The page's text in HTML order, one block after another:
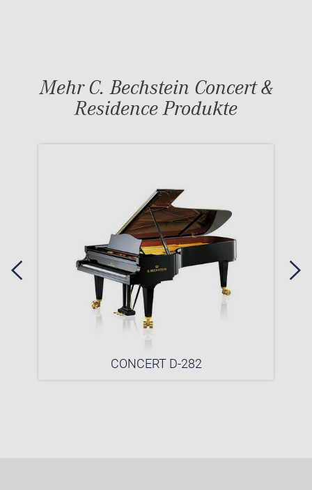
Mehr C. Bechstein Concert &
Residence Produkte
CONCERT D-282